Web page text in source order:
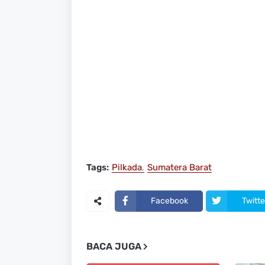
Tags: Pilkada Sumatera Barat
Facebook
BACA JUGA